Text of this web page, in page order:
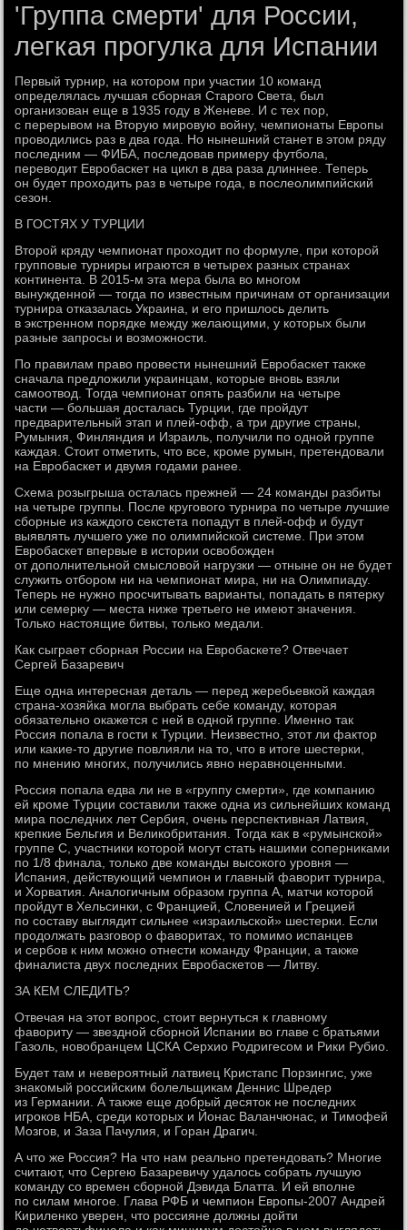
'Группа смерти' для России,
легкая прогулка для Испании
Первый турнир, на котором при участии 10 команд
определялась лучшая сборная Старого Света, был
организован еще в 1935 году в Женеве. И с тех пор,
с перерывом на Вторую мировую войну, чемпионаты Европы
проводились раз в два года. Но нынешний станет в этом ряду
последним — ФИБА, последовав примеру футбола,
переводит Евробаскет на цикл в два раза длиннее. Теперь
он будет проходить раз в четыре года, в послеолимпийский
сезон.
В ГОСТЯХ У ТУРЦИИ
Второй кряду чемпионат проходит по формуле, при которой
групповые турниры играются в четырех разных странах
континента. В 2015-м эта мера была во многом
вынужденной — тогда по известным причинам от организации
турнира отказалась Украина, и его пришлось делить
в экстренном порядке между желающими, у которых были
разные запросы и возможности.
По правилам право провести нынешний Евробаскет также
сначала предложили украинцам, которые вновь взяли
самоотвод. Тогда чемпионат опять разбили на четыре
части — большая досталась Турции, где пройдут
предварительный этап и плей-офф, а три другие страны,
Румыния, Финляндия и Израиль, получили по одной группе
каждая. Стоит отметить, что все, кроме румын, претендовали
на Евробаскет и двумя годами ранее.
Схема розыгрыша осталась прежней — 24 команды разбиты
на четыре группы. После кругового турнира по четыре лучшие
сборные из каждого секстета попадут в плей-офф и будут
выявлять лучшего уже по олимпийской системе. При этом
Евробаскет впервые в истории освобожден
от дополнительной смысловой нагрузки — отныне он не будет
служить отбором ни на чемпионат мира, ни на Олимпиаду.
Теперь не нужно просчитывать варианты, попадать в пятерку
или семерку — места ниже третьего не имеют значения.
Только настоящие битвы, только медали.
Как сыграет сборная России на Евробаскете? Отвечает
Сергей Базаревич
Еще одна интересная деталь — перед жеребьевкой каждая
страна-хозяйка могла выбрать себе команду, которая
обязательно окажется с ней в одной группе. Именно так
Россия попала в гости к Турции. Неизвестно, этот ли фактор
или какие-то другие повлияли на то, что в итоге шестерки,
по мнению многих, получились явно неравноценными.
Россия попала едва ли не в «группу смерти», где компанию
ей кроме Турции составили также одна из сильнейших команд
мира последних лет Сербия, очень перспективная Латвия,
крепкие Бельгия и Великобритания. Тогда как в «румынской»
группе С, участники которой могут стать нашими соперниками
по 1/8 финала, только две команды высокого уровня —
Испания, действующий чемпион и главный фаворит турнира,
и Хорватия. Аналогичным образом группа А, матчи которой
пройдут в Хельсинки, с Францией, Словенией и Грецией
по составу выглядит сильнее «израильской» шестерки. Если
продолжать разговор о фаворитах, то помимо испанцев
и сербов к ним можно отнести команду Франции, а также
финалиста двух последних Евробаскетов — Литву.
ЗА КЕМ СЛЕДИТЬ?
Отвечая на этот вопрос, стоит вернуться к главному
фавориту — звездной сборной Испании во главе с братьями
Газоль, новобранцем ЦСКА Серхио Родригесом и Рики Рубио.
Будет там и невероятный латвиец Кристапс Порзингис, уже
знакомый российским болельщикам Деннис Шредер
из Германии. А также еще добрый десяток не последних
игроков НБА, среди которых и Йонас Валанчюнас, и Тимофей
Мозгов, и Заза Пачулия, и Горан Драгич.
А что же Россия? На что нам реально претендовать? Многие
считают, что Сергею Базаревичу удалось собрать лучшую
команду со времен сборной Дэвида Блатта. И ей вполне
по силам многое. Глава РФБ и чемпион Европы-2007 Андрей
Кириленко уверен, что россияне должны дойти